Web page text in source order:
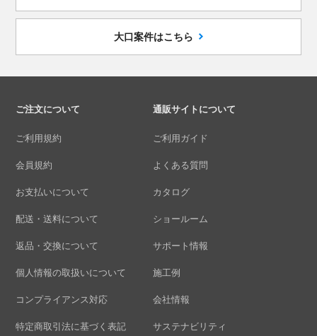
大口案件はこちら
ご注文について
ご利用規約
会員規約
お支払いについて
配送・送料について
返品・交換について
個人情報の取扱いについて
コンプライアンス対応
特定商取引法に基づく表記
通販サイトについて
ご利用ガイド
よくある質問
カタログ
ショールーム
サポート情報
施工例
会社情報
サステナビリティ